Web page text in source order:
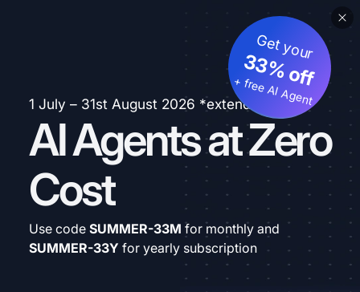
1 July – 31st August 2026 *extended
AI Agents at Zero
Cost
Get your
33% off
+ free AI Agent
Use code SUMMER-33M for monthly and
SUMMER-33Y for yearly subscription